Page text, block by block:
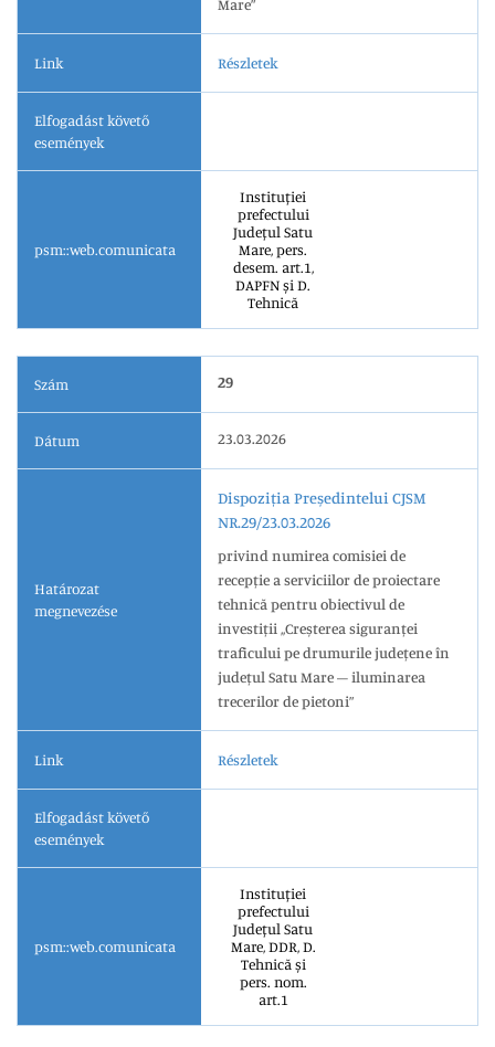
Mare”
Link Részletek
Elfogadást követő
események
psm::web.comunicata
Instituției
prefectului
Județul Satu
Mare, pers.
desem. art.1,
DAPFN și D.
Tehnică
Szám 29
Dátum 23.03.2026
Határozat
megnevezése
Dispoziția Președintelui CJSM
NR.29/23.03.2026
privind numirea comisiei de
recepție a serviciilor de proiectare
tehnică pentru obiectivul de
investiții ,,Creșterea siguranței
traficului pe drumurile județene în
județul Satu Mare – iluminarea
trecerilor de pietoni”
Link Részletek
Elfogadást követő
események
psm::web.comunicata
Instituției
prefectului
Județul Satu
Mare, DDR, D.
Tehnică și
pers. nom.
art.1